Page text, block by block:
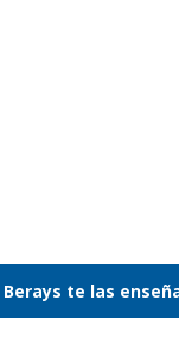
Berays te las